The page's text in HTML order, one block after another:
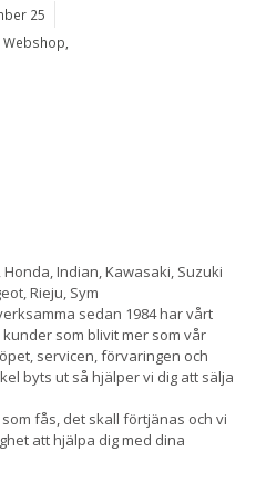
25
Indian, Kawasaki, Suzuki
Rieju, Sym
sedan 1984 har vårt
som blivit mer som vår
servicen, förvaringen och
byts ut så hjälper vi dig att sälja
fås, det skall förtjänas och vi
att hjälpa dig med dina